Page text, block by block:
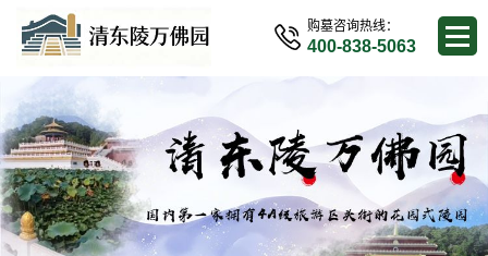
购墓咨询热线：
400-838-5063